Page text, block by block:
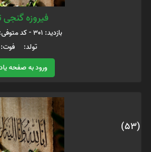
فیروزه گنجی
بازدید: 301 - کد متوفی: 77283
تولد: فوت:
ورود به صفحه
(53)